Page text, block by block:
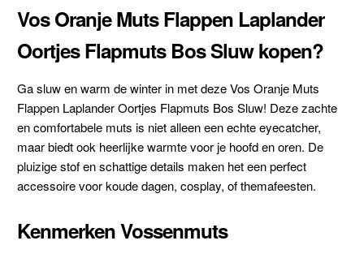
Vos Oranje Muts Flappen Laplander
Oortjes Flapmuts Bos Sluw kopen?
Ga sluw en warm de winter in met deze Vos Oranje Muts
Flappen Laplander Oortjes Flapmuts Bos Sluw! Deze zachte
en comfortabele muts is niet alleen een echte eyecatcher,
maar biedt ook heerlijke warmte voor je hoofd en oren. De
pluizige stof en schattige details maken het een perfect
accessoire voor koude dagen, cosplay, of themafeesten.
Kenmerken Vossenmuts